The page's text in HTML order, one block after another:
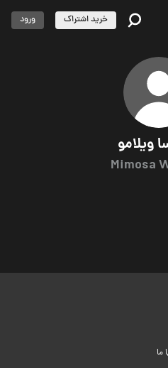
ویلامو
Mimosa
خرید اشتراک ورود
ما